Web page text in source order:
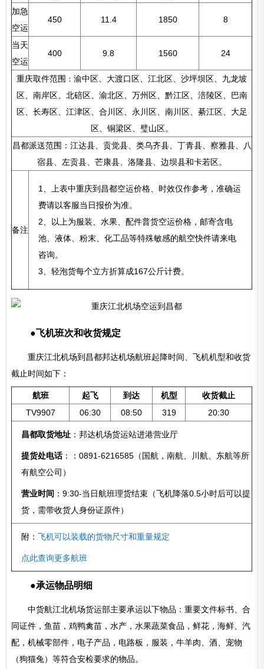
加急
空运
450 11.4 1850 8
当天
空运
400 9.8 1560 24
重庆取件范围 ：渝中区、大渡口区、江北区、沙坪坝区、九龙坡
区、南岸区、北碚区、渝北区、万州区、黔江区、涪陵区、巴南
区、长寿区、江津区、合川区、永川区、南川区、綦江区、大足
区、铜梁区、璧山区。
昌都派送范围：江达县、贡觉县、类乌齐县、丁青县、察雅县、八
宿县、左贡县、芒康县、洛隆县、边坝县和卡若区。
备注
1、上表中重庆到昌都空运价格、时效仅作参考，准确运
费请以客服当日报价为准。
2、以上为服装、水果、配件普货空运价格，邮寄含电
池、液体、粉末、化工品等特殊敏感的航空快件请来电
咨询。
3、轻泡货每个立方折算成167公斤计费。
●飞机班次和收货规定
重庆江北机场到昌都邦达机场航班起降时间、飞机机型和收货
截止时间如下：
航班 起飞 到达 机型
收货截止
TV9907
06:30 08:50 319 20:30
昌都取货地址 ：邦达机场货运站进港营业厅
提货处电话：：0891-6216585（国航，南航、川航、东航等所
有航空公司）
营业时间 ：9:30-当日航班理货结束（飞机降落0.5小时后可以提
货，需带收货人身份证原件）
附：飞机可以装载的货物尺寸和重量规定
点此查询更多航班
●承运物品明细
中货航江北机场货运部主要承运以下物品：重要文件标书、合
同证件，鱼苗，鸡鸭禽苗，水产，水果蔬菜食品，鲜花，海鲜、汽
配，机械零部件，电子产品，电路板，服装，牛羊肉、酒、宠物
（狗猫兔）等符合安检要求的物品。